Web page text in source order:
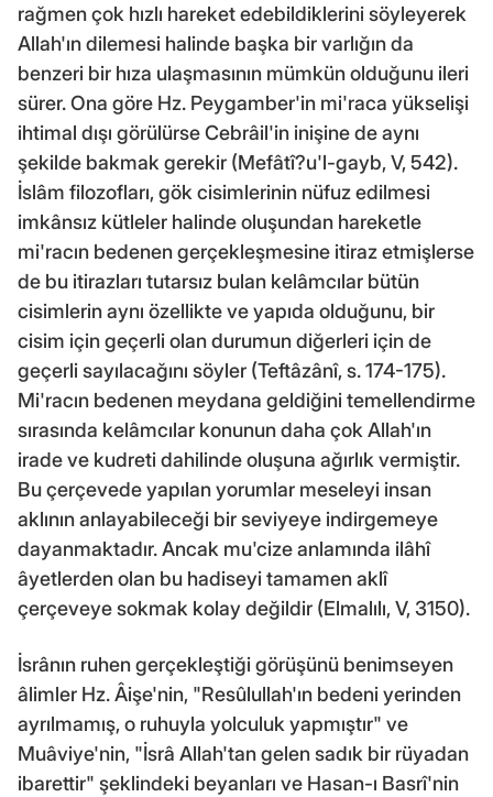
rağmen çok hızlı hareket edebildiklerini söyleyerek
Allah'ın dilemesi halinde başka bir varlığın da
benzeri bir hıza ulaşmasının mümkün olduğunu ileri
sürer. Ona göre Hz. Peygamber'in mi'raca yükselişi
ihtimal dışı görülürse Cebrâil'in inişine de aynı
şekilde bakmak gerekir (Mefâtî?u'l-gayb, V, 542).
İslâm filozofları, gök cisimlerinin nüfuz edilmesi
imkânsız kütleler halinde oluşundan hareketle
mi'racın bedenen gerçekleşmesine itiraz etmişlerse
de bu itirazları tutarsız bulan kelâmcılar bütün
cisimlerin aynı özellikte ve yapıda olduğunu, bir
cisim için geçerli olan durumun diğerleri için de
geçerli sayılacağını söyler (Teftâzânî, s. 174-175).
Mi'racın bedenen meydana geldiğini temellendirme
sırasında kelâmcılar konunun daha çok Allah'ın
irade ve kudreti dahilinde oluşuna ağırlık vermiştir.
Bu çerçevede yapılan yorumlar meseleyi insan
aklının anlayabileceği bir seviyeye indirgemeye
dayanmaktadır. Ancak mu'cize anlamında ilâhî
âyetlerden olan bu hadiseyi tamamen aklî
çerçeveye sokmak kolay değildir (Elmalılı, V, 3150).
İsrânın ruhen gerçekleştiği görüşünü benimseyen
âlimler Hz. Âişe'nin, "Resûlullah'ın bedeni yerinden
ayrılmamış, o ruhuyla yolculuk yapmıştır" ve
Muâviye'nin, "İsrâ Allah'tan gelen sadık bir rüyadan
ibarettir" şeklindeki beyanları ve Hasan-ı Basrî'nin